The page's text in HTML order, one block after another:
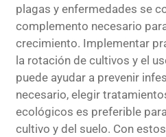
plagas y enfermedades se
complemento necesario
crecimiento. Implementar
la rotación de cultivos y el
puede ayudar a prevenir
necesario, elegir
ecológicos es preferible
cultivo y del suelo. Con